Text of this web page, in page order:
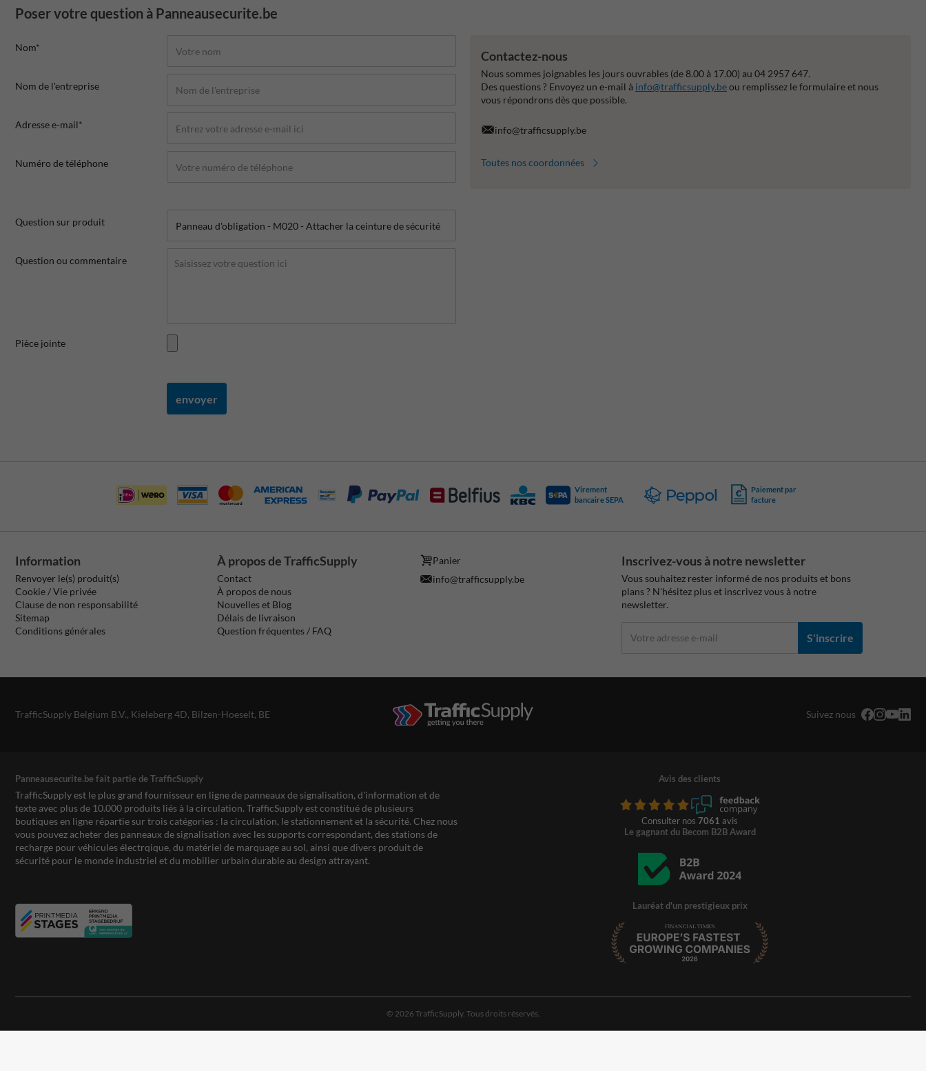
Poser votre question à Panneausecurite.be
Nom*
Nom de l'entreprise
Adresse e-mail*
Numéro de téléphone
Question sur produit
Question ou commentaire
Pièce jointe
envoyer
Contactez-nous
Nous sommes joignables les jours ouvrables (de 8.00 à 17.00) au 04 2957 647.
Des questions ? Envoyez un e-mail à info@trafficsupply.beou remplissez le formulaire et nous
vous répondrons dès que possible.
info@trafficsupply.be
Toutes nos coordonnées
Virement
bancaire SEPA
Paiement par
facture
Information
Renvoyer le(s) produit(s)
Cookie / Vie privée
Clause de non responsabilité
Sitemap
Conditions générales
À propos de TrafficSupply
Contact
À propos de nous
Nouvelles et Blog
Délais de livraison
Question fréquentes / FAQ
Panier
info@trafficsupply.be
Inscrivez-vous à notre newsletter
Vous souhaitez rester informé de nos produits et bons
plans ? N'hésitez plus et inscrivez vous à notre
newsletter.
S'inscrire
TrafficSupply Belgium B.V., Kieleberg 4D, Bilzen-Hoeselt, BE Suivez nous
Panneausecurite.be fait partie de TrafficSupply
TrafficSupply est le plus grand fournisseur en ligne de panneaux de signalisation, d'information et de
texte avec plus de 10.000 produits liés à la circulation. TrafficSupply est constitué de plusieurs
boutiques en ligne répartie sur trois catégories : la circulation, le stationnement et la sécurité. Chez nous
vous pouvez acheter des panneaux de signalisation avec les supports correspondant, des stations de
recharge pour véhicules électrqique, du matériel de marquage au sol, ainsi que divers produit de
sécurité pour le monde industriel et du mobilier urbain durable au design attrayant.
Avis des clients
Consulter nos 7061 avis
Le gagnant du Becom B2B Award
Lauréat d'un prestigieux prix
© 2026 TrafficSupply. Tous droits réservés.